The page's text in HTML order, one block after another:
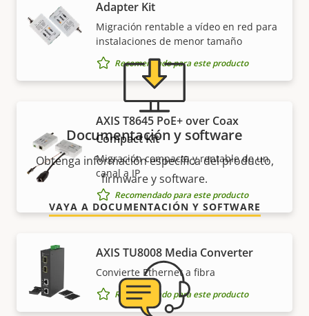
Adapter Kit
Migración rentable a vídeo en red para
instalaciones de menor tamaño
Recomendado para este producto
AXIS T8645 PoE+ over Coax
Compact Kit
Migración compacta y rentable de un
canal a IP
Recomendado para este producto
AXIS TU8008 Media Converter
Convierte Ethernet a fibra
Recomendado para este producto
Documentación y software
Obtenga información específica del producto,
firmware y software.
VAYA A DOCUMENTACIÓN Y SOFTWARE